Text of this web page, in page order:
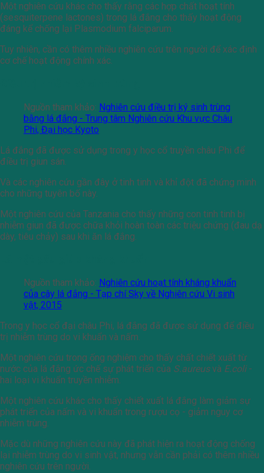
Một nghiên cứu khác cho thấy rằng các hợp chất hoạt tính
(sesquiterpene lactones) trong lá đắng cho thấy hoạt động
đáng kể chống lại Plasmodium falciparum.
Tuy nhiên, cần có thêm nhiều nghiên cứu trên người để xác định
cơ chế hoạt động chính xác.
Nguồn tham khảo: Nghiên cứu điều trị ký sinh trùng
bằng lá đắng - Trung tâm Nghiên cứu Khu vực Châu
Phi, Đại học Kyoto
Lá đắng đã được sử dụng trong y học cổ truyền châu Phi để
điều trị giun sán.
Và các nghiên cứu gần đây ở tinh tinh và khỉ đột đã chứng minh
cho những tuyên bố này.
Một nghiên cứu của Tanzania cho thấy những con tinh tinh bị
nhiễm giun đã được chữa khỏi hoàn toàn các triệu chứng (đau dạ
dày, tiêu chảy) sau khi ăn lá đắng.
Nguồn tham khảo: Nghiên cứu hoạt tính kháng khuẩn
của cây lá đắng - Tạp chí Sky về Nghiên cứu Vi sinh
vật, 2015
Trong y học cổ đại châu Phi, lá đắng đã được sử dụng để điều
trị nhiễm trùng do vi khuẩn và nấm.
Một nghiên cứu trong ống nghiệm cho thấy chất chiết xuất từ ​​
nước của lá đắng ức chế sự phát triển của S.aureusvà E.coli-
hai loại vi khuẩn truyền nhiễm.
Một nghiên cứu khác cho thấy chiết xuất lá đắng làm giảm sự
phát triển của nấm và vi khuẩn trong rượu cọ - giảm nguy cơ
nhiễm trùng.
Mặc dù những nghiên cứu này đã phát hiện ra hoạt động chống
lại nhiễm trùng do vi sinh vật, nhưng vẫn cần phải có thêm nhiều
nghiên cứu trên người.